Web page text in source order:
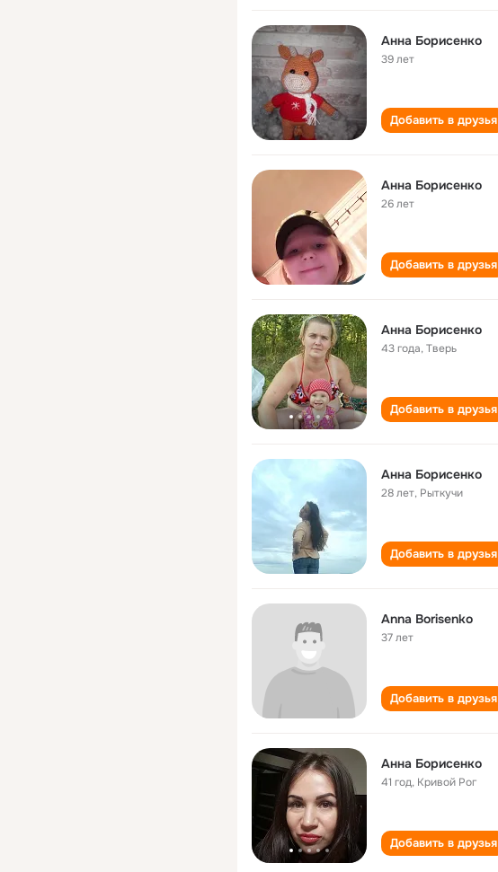
Анна Борисенко
39 лет
Добавить в друзья
Анна Борисенко
26 лет
Добавить в друзья
Анна Борисенко
43 года,Тверь
Добавить в друзья
Анна Борисенко
28 лет, Рыткучи
Добавить в друзья
Anna Borisenko
37 лет
Добавить в друзья
Анна Борисенко
41 год, Кривой Рог
Добавить в друзья